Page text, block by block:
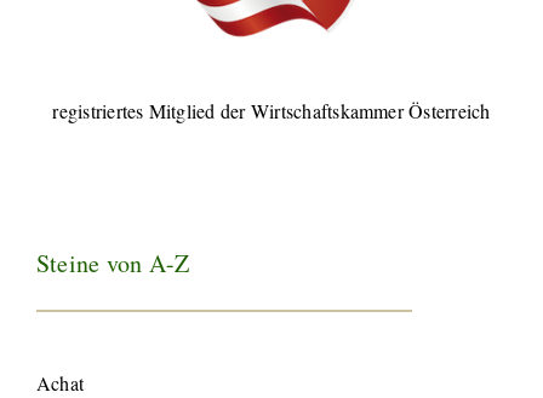
registriertes Mitglied der Wirtschaftskammer Österreich
Steine von A-Z
Achat